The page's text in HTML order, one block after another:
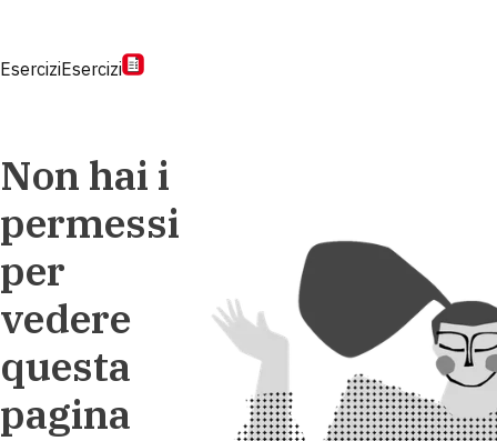
EserciziEsercizi
Non hai i
permessi
per
vedere
questa
pagina